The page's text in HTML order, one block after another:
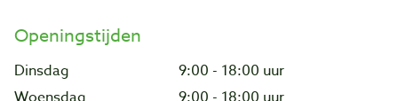
Openingstijden
Dinsdag
9:00 - 18:00 uur